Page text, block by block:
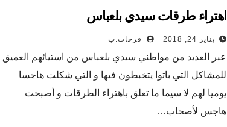
اهتراء طرقات سيدي بلعباس
يناير 24, 2018 فرحات.ب
عبر العديد من مواطني سيدي بلعباس من استيائهم العميق
للمشاكل التي باتوا يتخبطون فيها و التي شكلت هاجسا
يوميا لهم لا سيما ما تعلق باهتراء الطرقات و أصبحت
هاجس لأصحاب…